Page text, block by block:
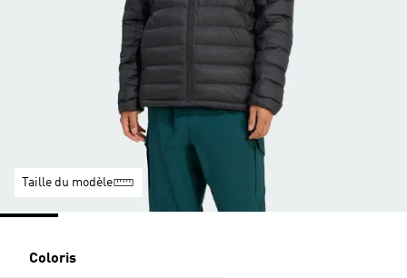
Taille du modèle
Coloris